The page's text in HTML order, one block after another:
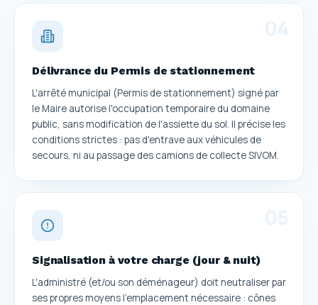
Délivrance du Permis de stationnement
L'arrêté municipal (Permis de stationnement) signé par
le Maire autorise l'occupation temporaire du domaine
public, sans modification de l'assiette du sol. Il précise les
conditions strictes : pas d'entrave aux véhicules de
secours, ni au passage des camions de collecte SIVOM.
Signalisation à votre charge (jour & nuit)
L'administré (et/ou son déménageur) doit neutraliser par
ses propres moyens l'emplacement nécessaire : cônes